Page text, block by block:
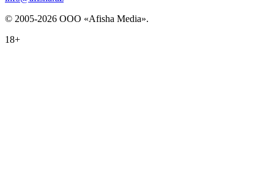
© 2005-2026 ООО «Afisha Media».
18+